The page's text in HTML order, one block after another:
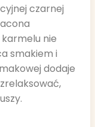
czarnej
nie
smakiem i
dodaje